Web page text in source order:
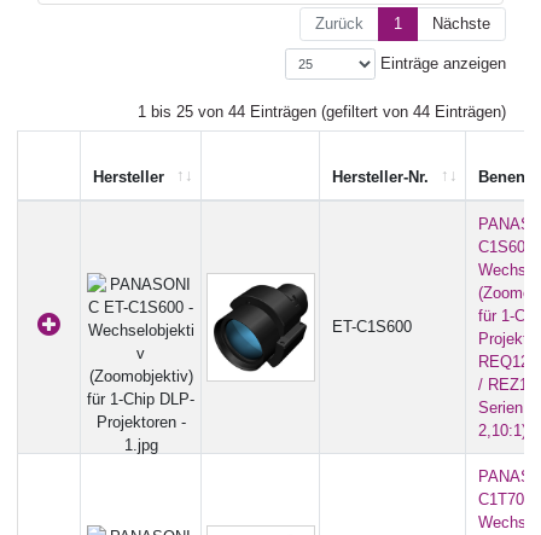
Zurück 1 Nächste
Einträge anzeigen
1 bis 25 von 44 Einträgen (gefiltert von 44 Einträgen)
Hersteller Hersteller-Nr.
ET-C1S600
C1S600
für 1-
REQ12
/ REZ12
Serien
2,10:1)
C1T700 -